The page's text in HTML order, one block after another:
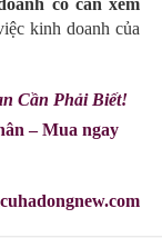
kinh doanh của
Cần Phải Biết!
– Mua ngay